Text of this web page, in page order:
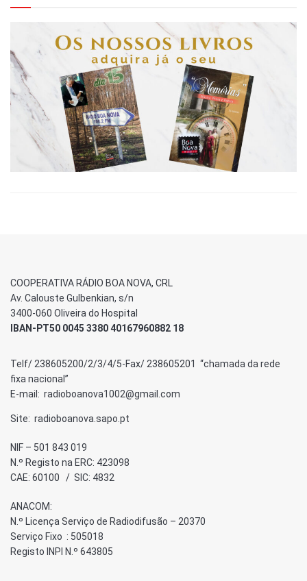
COOPERATIVA RÁDIO BOA NOVA, CRL
Av. Calouste Gulbenkian, s/n
3400-060 Oliveira do Hospital
IBAN-PT50 0045 3380 40167960882 18
Telf/ 238605200/2/3/4/5-Fax/ 238605201 “chamada da rede
fixa nacional”
E-mail: radioboanova1002@gmail.com
Site: radioboanova.sapo.pt
NIF – 501 843 019
N.º Registo na ERC: 423098
CAE: 60100 / SIC: 4832
ANACOM:
N.º Licença Serviço de Radiodifusão – 20370
Serviço Fixo : 505018
Registo INPI N.º 643805